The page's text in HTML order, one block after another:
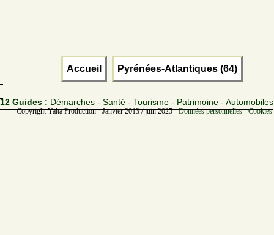
Accueil Pyrénées-Atlantiques (64)
12 Guides : Démarches - Santé - Tourisme - Patrimoine - Automobiles
Copyright Yalta Production - Janvier 2013 / juin 2025 -Données personnelles -